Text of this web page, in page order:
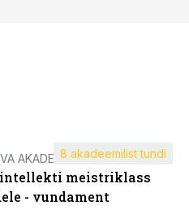
AKADEEMIA
meistriklass
- vundament
8 akadeemilist tundi